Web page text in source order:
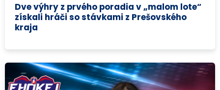
Dve výhry z prvého poradia v „malom lote“
získali hráči so stávkami z Prešovského
kraja